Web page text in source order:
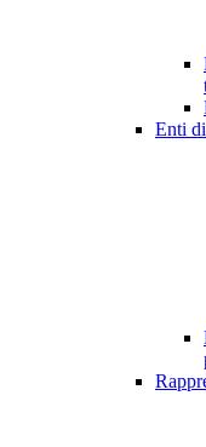
Enti